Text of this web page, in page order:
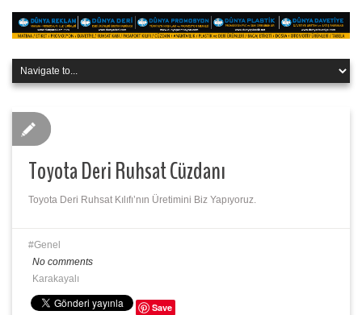
Toyota Deri Ruhsat Cüzdanı
Toyota Deri Ruhsat Kılıfı’nın Üretimini Biz Yapıyoruz.
Genel
No comments
Karakayalı
Save